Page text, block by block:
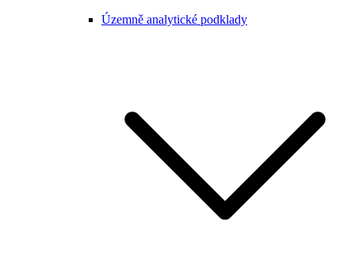
Územně analytické podklady